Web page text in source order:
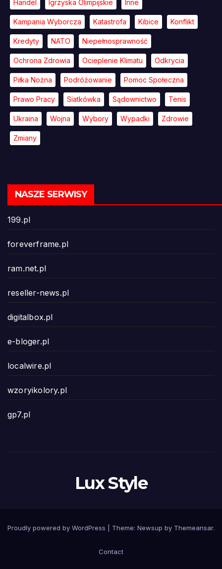
Handel Igrzyska Olimpijskie Inne
Kampania Wyborcza Katastrofa Kibice Konflikt
Kredyty NATO Niepełnosprawność
Ochrona Zdrowia Ocieplenie Klimatu Odkrycia
Piłka Nożna Podróżowanie Pomoc Społeczna
Prawo Pracy Siatkówka Sądownictwo Tenis
Ukraina Wojna Wybory Wypadki Zdrowie
Zmiany
NASZE SERWISY
199.pl
foreverframe.pl
ram.net.pl
reseller-news.pl
digitalbox.pl
e-bloger.pl
localwire.pl
wzoryikolory.pl
gp7.pl
Lux Style
Proudly powered by WordPress Theme: Newsup by Themeansar.
Contact